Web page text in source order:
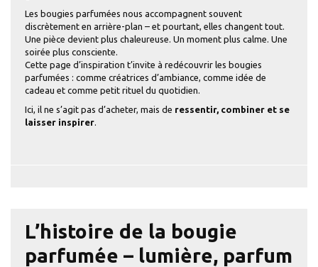
Les bougies parfumées nous accompagnent souvent
discrètement en arrière-plan – et pourtant, elles changent tout.
Une pièce devient plus chaleureuse. Un moment plus calme. Une
soirée plus consciente.
Cette page d’inspiration t’invite à redécouvrir les bougies
parfumées : comme créatrices d’ambiance, comme idée de
cadeau et comme petit rituel du quotidien.
Ici, il ne s’agit pas d’acheter, mais de ressentir, combiner et se
laisser inspirer.
L’histoire de la bougie
parfumée – lumière, parfum